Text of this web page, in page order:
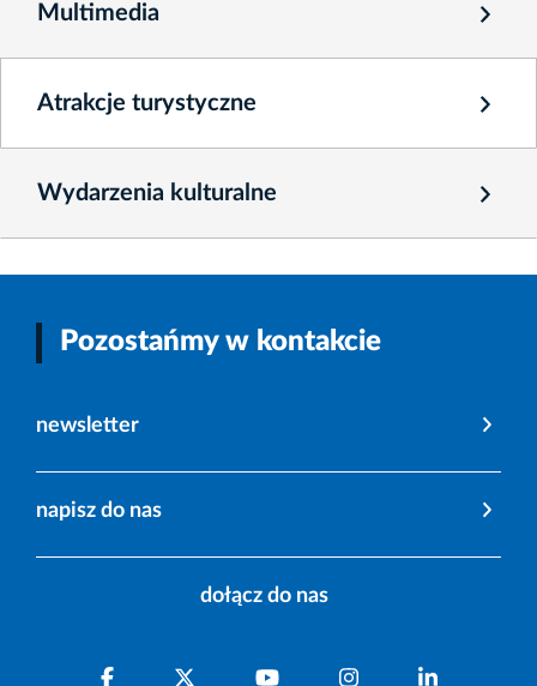
Multimedia
Atrakcje turystyczne
Wydarzenia kulturalne
Pozostańmy w kontakcie
newsletter
napisz do nas
dołącz do nas